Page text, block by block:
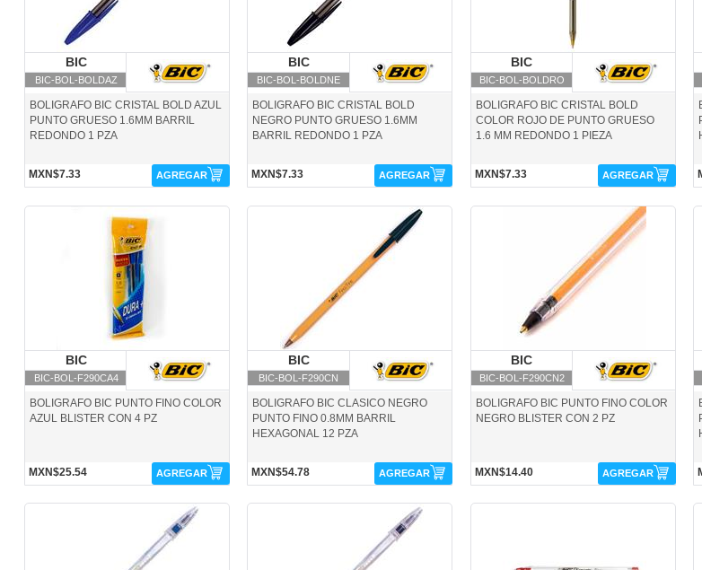
BIC
BIC-BOL-BOLDAZ
BOLIGRAFO BIC CRISTAL BOLD AZUL
PUNTO GRUESO 1.6MM BARRIL
REDONDO 1 PZA
MXN$7.33 AGREGAR
BIC
BIC-BOL-BOLDNE
BOLIGRAFO BIC CRISTAL BOLD
NEGRO PUNTO GRUESO 1.6MM
BARRIL REDONDO 1 PZA
MXN$7.33 AGREGAR
BIC
BIC-BOL-BOLDRO
BOLIGRAFO BIC CRISTAL BOLD
COLOR ROJO DE PUNTO GRUESO
1.6 MM REDONDO 1 PIEZA
MXN$7.33 AGREGAR
BIC-BOL-F290CA4-BIC
BIC
BIC-BOL-F290CA4
BOLIGRAFO BIC PUNTO FINO COLOR
AZUL BLISTER CON 4 PZ
MXN$25.54 AGREGAR
BIC
BIC-BOL-F290CN
BOLIGRAFO BIC CLASICO NEGRO
PUNTO FINO 0.8MM BARRIL
HEXAGONAL 12 PZA
MXN$54.78 AGREGAR
BIC
BIC-BOL-F290CN2
BOLIGRAFO BIC PUNTO FINO COLOR
NEGRO BLISTER CON 2 PZ
MXN$14.40 AGREGAR